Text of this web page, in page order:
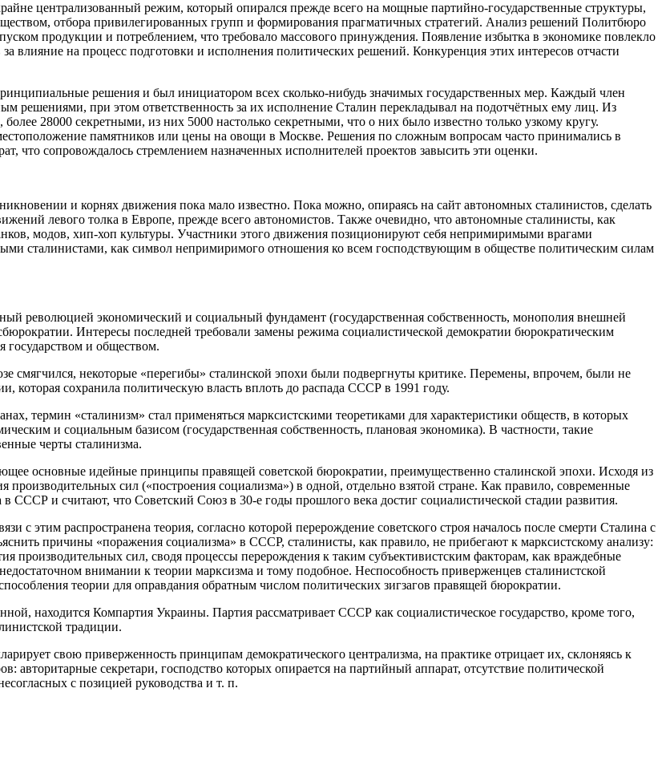
централизованный режим, который опирался прежде всего на мощные партийно-государственные структуры,
отбора привилегированных групп и формирования прагматичных стратегий. Анализ решений Политбюро
продукции и потреблением, что требовало массового принуждения. Появление избытка в экономике повлекло
влияние на процесс подготовки и исполнения политических решений. Конкуренция этих интересов отчасти
решения и был инициатором всех сколько-нибудь значимых государственных мер. Каждый член
решениями, при этом ответственность за их исполнение Сталин перекладывал на подотчётных ему лиц. Из
28000 секретными, из них 5000 настолько секретными, что о них было известно только узкому кругу.
памятников или цены на овощи в Москве. Решения по сложным вопросам часто принимались в
что сопровождалось стремлением назначенных исполнителей проектов завысить эти оценки.
и корнях движения пока мало известно. Пока можно, опираясь на сайт автономных сталинистов, сделать
левого толка в Европе, прежде всего автономистов. Также очевидно, что автономные сталинисты, как
модов, хип-хоп культуры. Участники этого движения позиционируют себя непримиримыми врагами
сталинистами, как символ непримиримого отношения ко всем господствующим в обществе политическим силам
революцией экономический и социальный фундамент (государственная собственность, монополия внешней
Интересы последней требовали замены режима социалистической демократии бюрократическим
государством и обществом.
смягчился, некоторые «перегибы» сталинской эпохи были подвергнуты критике. Перемены, впрочем, были не
которая сохранила политическую власть вплоть до распада СССР в 1991 году.
термин «сталинизм» стал применяться марксистскими теоретиками для характеристики обществ, в которых
и социальным базисом (государственная собственность, плановая экономика). В частности, такие
черты сталинизма.
основные идейные принципы правящей советской бюрократии, преимущественно сталинской эпохи. Исходя из
сил («построения социализма») в одной, отдельно взятой стране. Как правило, современные
СССР и считают, что Советский Союз в 30-е годы прошлого века достиг социалистической стадии развития.
с этим распространена теория, согласно которой перерождение советского строя началось после смерти Сталина с
причины «поражения социализма» в СССР, сталинисты, как правило, не прибегают к марксистскому анализу:
производительных сил, сводя процессы перерождения к таким субъективистским факторам, как враждебные
внимании к теории марксизма и тому подобное. Неспособность приверженцев сталинистской
теории для оправдания обратным числом политических зигзагов правящей бюрократии.
находится Компартия Украины. Партия рассматривает СССР как социалистическое государство, кроме того,
традиции.
свою приверженность принципам демократического централизма, на практике отрицает их, склоняясь к
авторитарные секретари, господство которых опирается на партийный аппарат, отсутствие политической
с позицией руководства и т. п.